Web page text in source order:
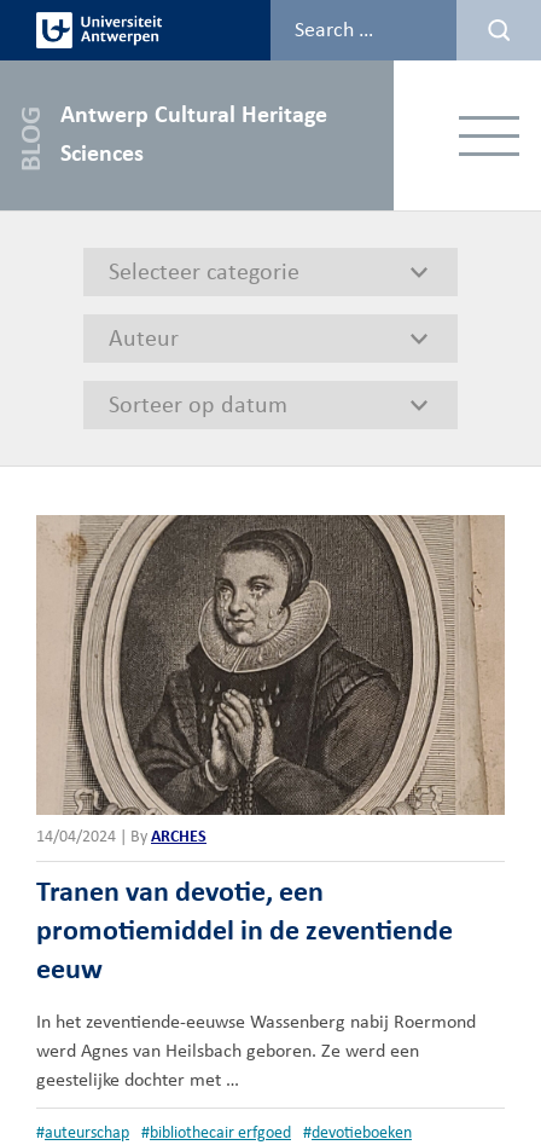
Antwerp Cultural Heritage
Sciences
Menu
14/04/2024 By ARCHES
Tranen van devotie, een
promotiemiddel in de zeventiende
eeuw
In het zeventiende-eeuwse Wassenberg nabij Roermond
werd Agnes van Heilsbach geboren. Ze werd een
geestelijke dochter met …
#auteurschap #bibliothecair erfgoed #devotieboeken